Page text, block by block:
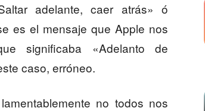
adelante, caer atrás» ó
es el mensaje que Apple nos
significaba «Adelanto de
caso, erróneo.
no todos nos